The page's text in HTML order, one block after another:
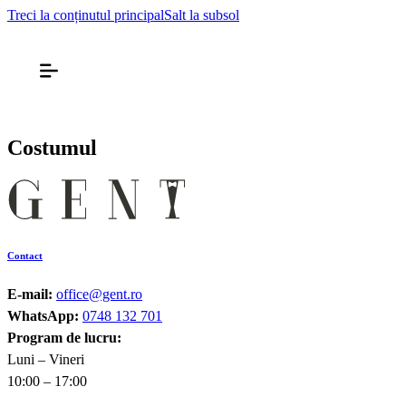
Treci la conținutul principalSalt la subsol
Costumul
Contact
E-mail: office@gent.ro
WhatsApp: 0748 132 701
Program de lucru:
Luni – Vineri
10:00 – 17:00